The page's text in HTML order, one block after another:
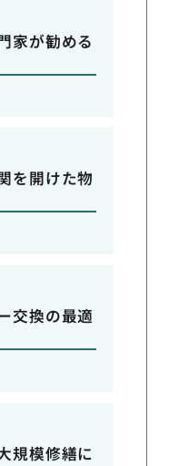
家が勧める
を開けた物
交換の最適
規模修繕に